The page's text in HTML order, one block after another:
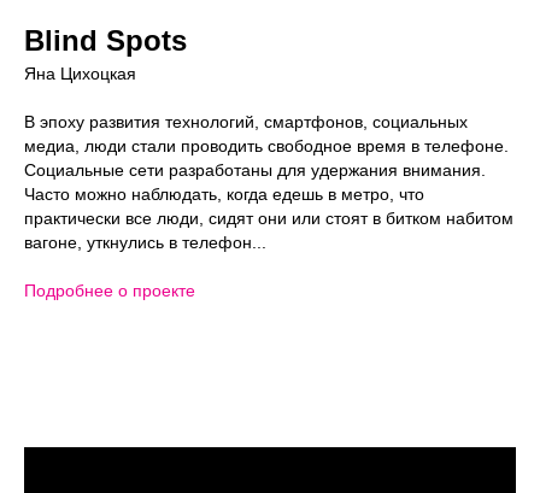
Blind Spots
Яна Цихоцкая
В эпоху развития технологий, смартфонов, социальных
медиа, люди стали проводить свободное время в телефоне.
Социальные сети разработаны для удержания внимания.
Часто можно наблюдать, когда едешь в метро, что
практически все люди, сидят они или стоят в битком набитом
вагоне, уткнулись в телефон...
Подробнее о проекте